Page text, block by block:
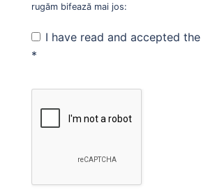
rugăm bifează mai jos:
I have read and accepted the
*